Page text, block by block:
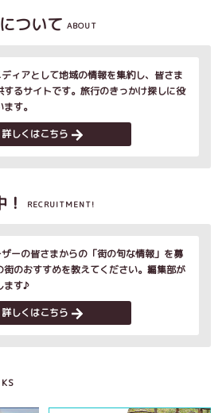
ついて ABOUT
ィアとして地域の情報を集約し、皆さま
るサイトです。旅行のきっかけ探しに役
す。
詳しくはこちら
RECRUITMENT!
ーの皆さまからの「街の旬な情報」を募
のおすすめを教えてください。編集部が
ます♪
詳しくはこちら